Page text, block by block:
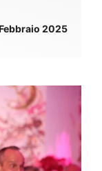
2025